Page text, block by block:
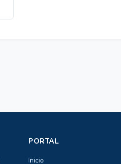
PORTAL
Inicio